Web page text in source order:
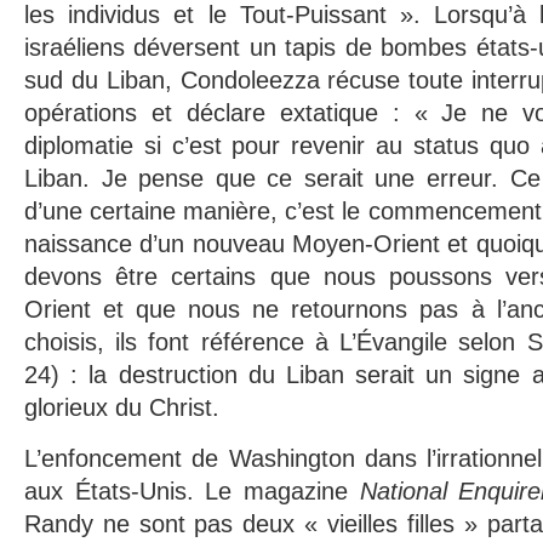
les individus et le Tout-Puissant ». Lorsqu’à
israéliens déversent un tapis de bombes
sud du Liban, Condoleezza récuse toute
opérations et déclare extatique : « Je ne
diplomatie si c’est pour revenir au status
Liban. Je pense que ce serait une erreur.
d’une certaine manière, c’est le
naissance d’un nouveau Moyen-Orient et
devons être certains que nous poussons
Orient et que nous ne retournons pas à
choisis, ils font référence à L’Évangile selon
24) : la destruction du Liban serait un signe
glorieux du Christ.
L’enfoncement de Washington dans
aux États-Unis. Le magazine National
Randy ne sont pas deux « vieilles filles »